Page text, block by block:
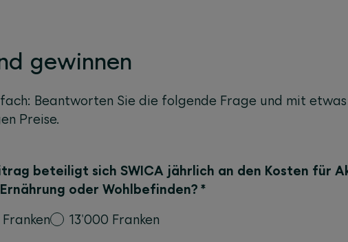
gewinnen
Beantworten Sie die folgende Frage und mit
Preise.
beteiligt sich SWICA jährlich an den Kosten für
oder Wohlbefinden? *
13'000 Franken